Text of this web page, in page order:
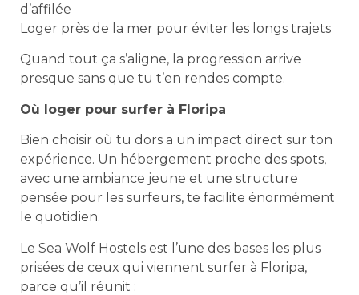
d’affilée
Loger près de la mer pour éviter les longs trajets
Quand tout ça s’aligne, la progression arrive
presque sans que tu t’en rendes compte.
Où loger pour surfer à Floripa
Bien choisir où tu dors a un impact direct sur ton
expérience. Un hébergement proche des spots,
avec une ambiance jeune et une structure
pensée pour les surfeurs, te facilite énormément
le quotidien.
Le Sea Wolf Hostels est l’une des bases les plus
prisées de ceux qui viennent surfer à Floripa,
parce qu’il réunit :